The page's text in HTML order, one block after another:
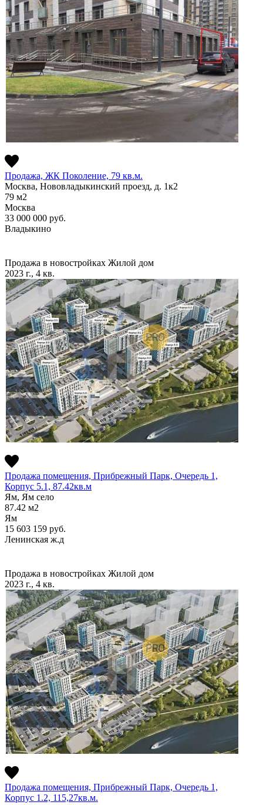
Продажа, ЖК Поколение, 79 кв.м.
Москва, Нововладыкинский проезд, д. 1к2
79 м2
Москва
33 000 000 руб.
Владыкино
Продажа в новостройках Жилой дом
2023 г., 4 кв.
Продажа помещения, Прибрежный Парк, Очередь 1,
Корпус 5.1, 87.42кв.м
Ям, Ям село
87.42 м2
Ям
15 603 159 руб.
Ленинская ж.д
Продажа в новостройках Жилой дом
2023 г., 4 кв.
Продажа помещения, Прибрежный Парк, Очередь 1,
Корпус 1.2, 115,27кв.м.